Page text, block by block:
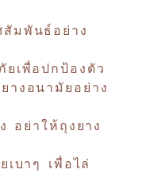
มพันธ์อย่าง
เพื่อปกป้องตัว
างอนามัยอย่าง
อย่าให้ถุงยาง
บาๆ เพื่อไล่